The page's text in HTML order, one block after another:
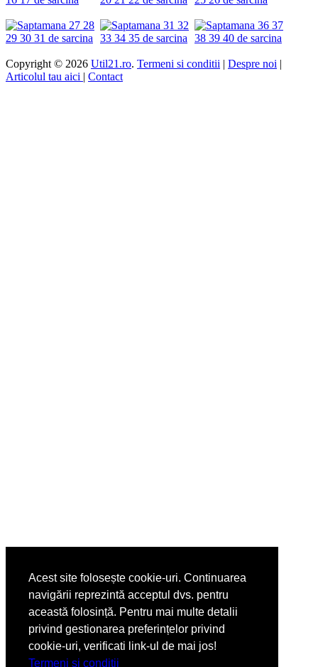
Acest site folosește cookie-uri. Continuarea
navigării reprezintă acceptul dvs. pentru
această folosință. Pentru mai multe detalii
privind gestionarea preferințelor privind
cookie-uri, verificati link-ul de mai jos!
Termeni si conditii
Copyright © 2026 Util21.ro. Termeni si conditii | Despre noi |
Articolul tau aici | Contact